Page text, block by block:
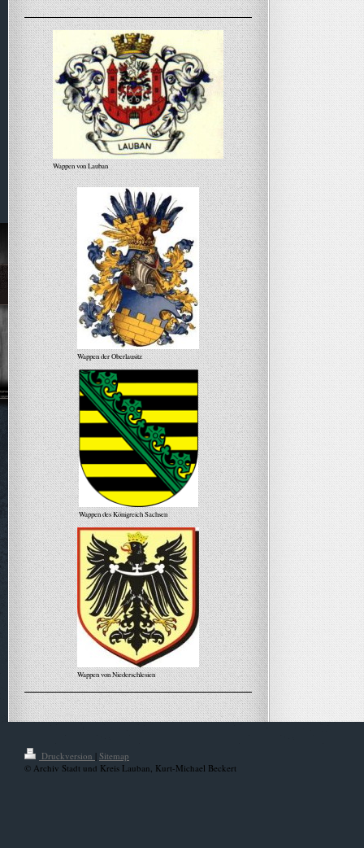
Wappen von Lauban
Wappen der Oberlausitz
Wappen des Königreich Sachsen
Wappen von Niederschlesien
Alle Meldungen
Druckversion | Sitemap
© Archiv Stadt und Kreis Lauban, Kurt-Michael Beckert